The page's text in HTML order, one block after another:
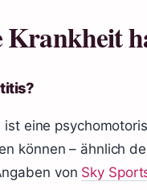
Krankheit
ist eine
können – ähnlich
von Sky